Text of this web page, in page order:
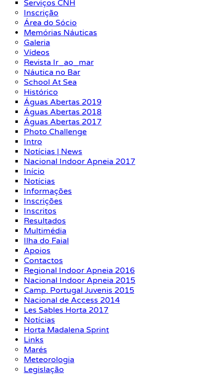
Serviços CNH
Inscrição
Área do Sócio
Memórias Náuticas
Galeria
Vídeos
Revista Ir_ao_mar
Náutica no Bar
School At Sea
Histórico
Águas Abertas 2019
Águas Abertas 2018
Águas Abertas 2017
Photo Challenge
Intro
Notícias | News
Nacional Indoor Apneia 2017
Início
Notícias
Informações
Inscrições
Inscritos
Resultados
Multimédia
Ilha do Faial
Apoios
Contactos
Regional Indoor Apneia 2016
Nacional Indoor Apneia 2015
Camp. Portugal Juvenis 2015
Nacional de Access 2014
Les Sables Horta 2017
Notícias
Horta Madalena Sprint
Links
Marés
Meteorologia
Legislação